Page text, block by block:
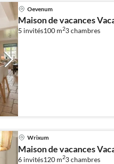
Oevenum
Maison de vacances
5 invités100 m23chambres
Wrixum
Maison de vacances
6 invités120 m23chambres